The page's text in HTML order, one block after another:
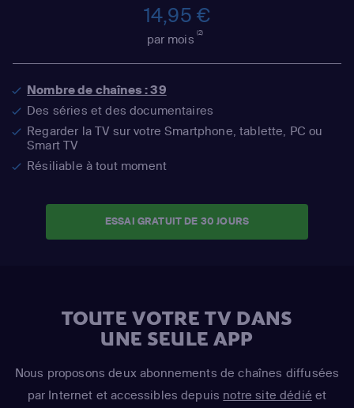
14,95 €
par mois(2)
Nombre de chaînes : 39
Des séries et des documentaires
Regarder la TV sur votre Smartphone, tablette, PC ou
Smart TV
Résiliable à tout moment
ESSAI GRATUIT DE 30 JOURS
TOUTE VOTRE TV DANS
UNE SEULE APP
Nous proposons deux abonnements de chaînes diffusées
par Internet et accessibles depuis notre site dédié et